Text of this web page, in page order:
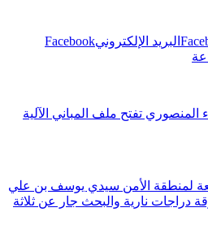
البريد الإلكترونيFacebook
المنصوري تفتح ملف المباني الآلية
الدائرة الأمنية 15 التابعة لمنطقة الأمن سيدي يوسف بن علي
نارية والبحث جار عن ثلاثة